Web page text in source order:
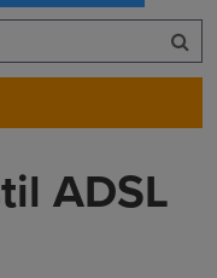
ADSL